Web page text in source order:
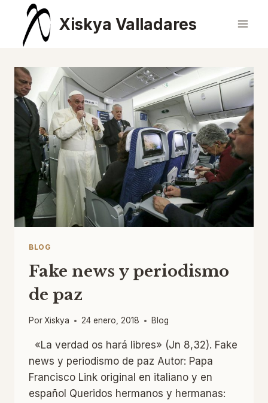
Saltar
contenido
Xiskya Valladares
BLOG
Fake news y periodismo
de paz
PorXiskya 24 enero, 2018 Blog
«La verdad os hará libres» (Jn 8,32). Fake
news y periodismo de paz Autor: Papa
Francisco Link original en italiano y en
español Queridos hermanos y hermanas: